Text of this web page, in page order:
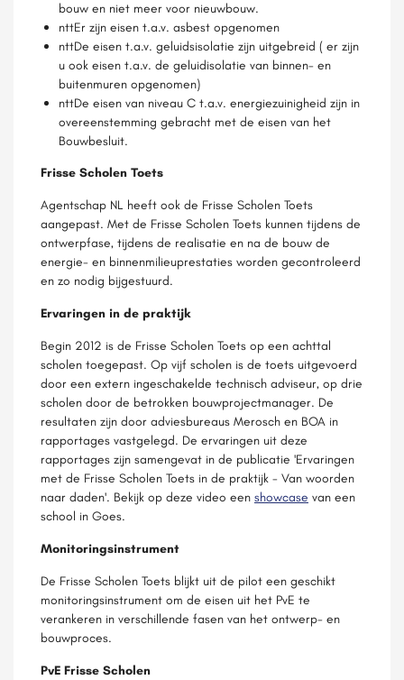
bouw en niet meer voor nieuwbouw.
nttEr zijn eisen t.a.v. asbest opgenomen
nttDe eisen t.a.v. geluidsisolatie zijn uitgebreid ( er zijn
u ook eisen t.a.v. de geluidisolatie van binnen- en
buitenmuren opgenomen)
nttDe eisen van niveau C t.a.v. energiezuinigheid zijn in
overeenstemming gebracht met de eisen van het
Bouwbesluit.
Frisse Scholen Toets
Agentschap NL heeft ook de Frisse Scholen Toets
aangepast. Met de Frisse Scholen Toets kunnen tijdens de
ontwerpfase, tijdens de realisatie en na de bouw de
energie- en binnenmilieuprestaties worden gecontroleerd
en zo nodig bijgestuurd.
Ervaringen in de praktijk
Begin 2012 is de Frisse Scholen Toets op een achttal
scholen toegepast. Op vijf scholen is de toets uitgevoerd
door een extern ingeschakelde technisch adviseur, op drie
scholen door de betrokken bouwprojectmanager. De
resultaten zijn door adviesbureaus Merosch en BOA in
rapportages vastgelegd. De ervaringen uit deze
rapportages zijn samengevat in de publicatie 'Ervaringen
met de Frisse Scholen Toets in de praktijk - Van woorden
naar daden'. Bekijk op deze video een showcase van een
school in Goes.
Monitoringsinstrument
De Frisse Scholen Toets blijkt uit de pilot een geschikt
monitoringsinstrument om de eisen uit het PvE te
verankeren in verschillende fasen van het ontwerp- en
bouwproces.
PvE Frisse Scholen